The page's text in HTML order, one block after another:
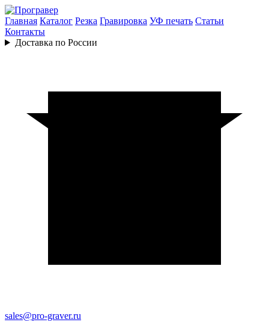
Главная Каталог Резка Гравировка УФ печать Статьи
Контакты
Доставка по России
sales@pro-graver.ru